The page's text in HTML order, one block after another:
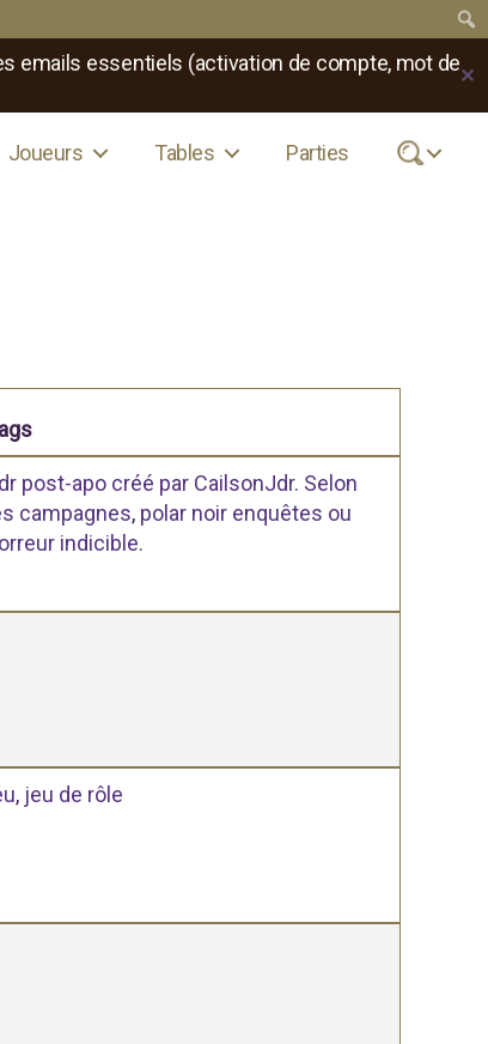
emails essentiels (activation de compte, mot de✕
Joueurs Tables Parties .
post-apo créé par CailsonJdr. Selon
campagnes, polar noir enquêtes ou
indicible.
, jeu de rôle